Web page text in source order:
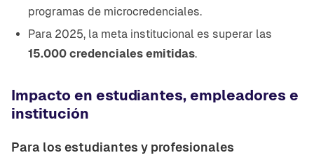
programas de microcredenciales.
Para 2025, la meta institucional es superar las
15.000 credenciales emitidas.
Impacto en estudiantes, empleadores e
institución
Para los estudiantes y profesionales